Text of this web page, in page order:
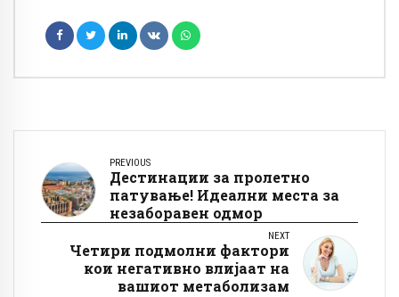
PREVIOUS
Дестинации за пролетно
патување! Идеални места за
незаборавен одмор
NEXT
Четири подмолни фактори
кои негативно влијаат на
вашиот метаболизам